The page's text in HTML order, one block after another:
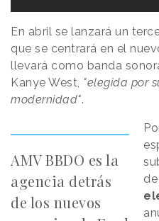
En abril se lanzará un
que se centrará en el
llevará como banda
Kanye West, "elegida por
modernidad".
AMV BBDO es la
agencia detrás
de los nuevos